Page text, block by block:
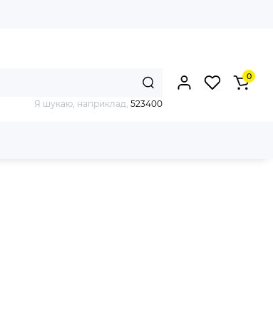
Я шукаю, наприклад, 523400
0